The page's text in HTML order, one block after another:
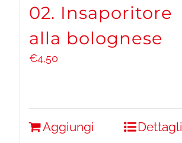
02. Insaporitore
alla bolognese
€4,50
Aggiungi Dettagli